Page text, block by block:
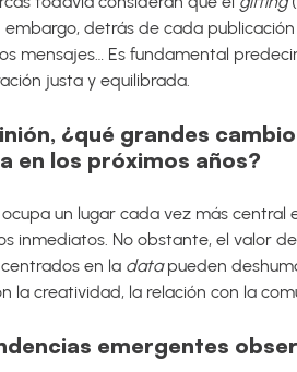
embargo, detrás de cada
mensajes… Es fundamental
justa y equilibrada.
¿qué grandes
en los próximos años?
ocupa un lugar cada vez más
inmediatos. No obstante, el valor
en la datapueden
la creatividad, la relación con la
emergentes